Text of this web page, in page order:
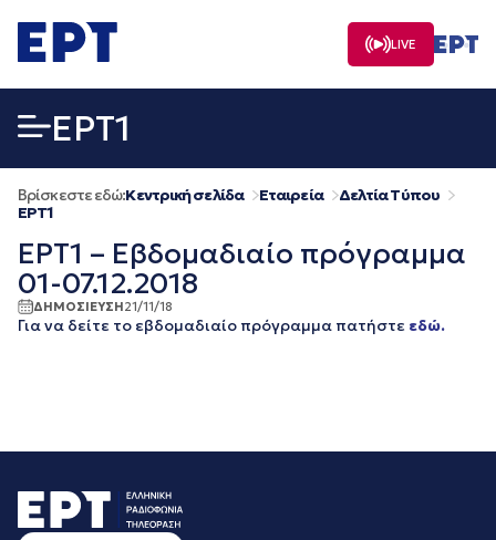
σε
περιεχόμενο
LIVE
EΡΤ1
Βρίσκεστε εδώ:Κεντρική σελίδα Εταιρεία
Δελτία Τύπου
EΡΤ1
ΕΡΤ1 – Εβδομαδιαίο πρόγραμμα
01-07.12.2018
ΔΗΜΟΣΙΕΥΣΗ21/11/18
Για να δείτε το εβδομαδιαίο πρόγραμμα πατήστε εδώ.